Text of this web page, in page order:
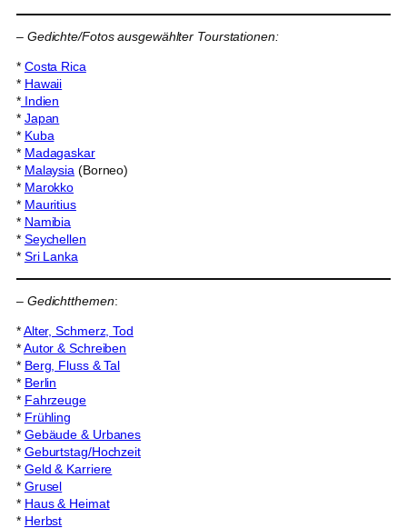
– Gedichte/Fotos ausgewählter Tourstationen:
* Costa Rica
* Hawaii
*Indien
* Japan
* Kuba
* Madagaskar
* Malaysia (Borneo)
* Marokko
* Mauritius
* Namibia
* Seychellen
* Sri Lanka
– Gedichtthemen:
*Alter, Schmerz, Tod
*Autor & Schreiben
* Berg, Fluss & Tal
* Berlin
* Fahrzeuge
* Frühling
* Gebäude & Urbanes
* Geburtstag/Hochzeit
* Geld & Karriere
* Grusel
* Haus & Heimat
* Herbst